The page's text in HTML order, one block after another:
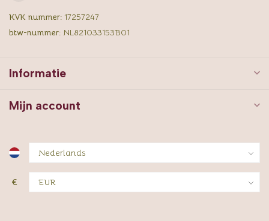
KVK nummer: 17257247
btw-nummer: NL821033153B01
Informatie
Mijn account
€